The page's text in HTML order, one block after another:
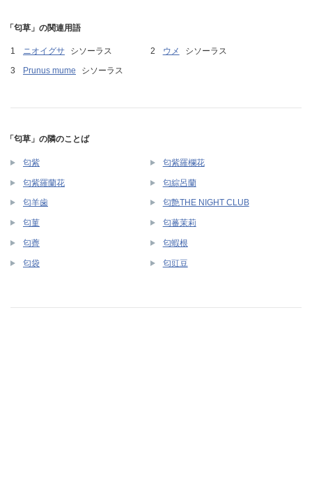
「匂草」の関連用語
ニオイグサ シソーラス ウメ
シソーラス
Prunus mume
シソーラス
「匂草」の隣のことば
匂紫 匂紫羅欄花
匂紫羅蘭花 匂綜呂蘭
匂羊歯 匂艶THE NIGHT CLUB
匂菫 匂蕃茉莉
匂薺 匂蝦根
匂袋 匂豇豆